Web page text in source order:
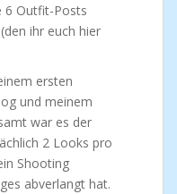
6 Outfit-Posts
ihr euch hier
ersten
und meinem
war es der
2 Looks pro
Shooting
abverlangt hat.